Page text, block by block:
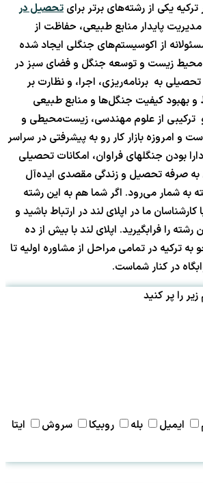
یکی از رشته‌های برتر برای تحصیل در
پایدار منابع طبیعی، حفاظت از
از اکوسیستم‌های جنگلی ایجاد شده
زیست و توسعه جنگل و فضای سبز در
به برنامه‌ریزی، اجرا، و نظارت بر
بهبود کیفیت جنگل‌ها و منابع طبیعی
ترکیبی از علوم مهندسی، زیست‌محیطی و
و امروزه بازار کار رو به پیشرفتی در سراسر
بودن جنگلهای فراوان، امکانات تحصیلی
به صرفه تحصیل و زندگی مقصدی ایده‌آل
به شمار می‌رود. اگر شما هم به این رشته
کارشناسان ما در اپلای لند در ارتباط باشید و
رشته را فرابگیرید. اپلای لند با بیش از ده
به ترکیه در تمامی مراحل از مشاوره اولیه تا
در کنار شماست.
را پر کنید
ایمیل بله روبیکا سروش ایتا